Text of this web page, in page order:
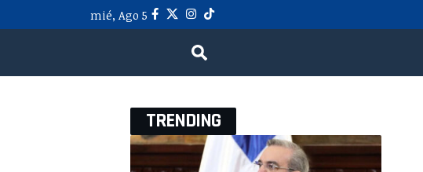
mié, Ago 5
TRENDING